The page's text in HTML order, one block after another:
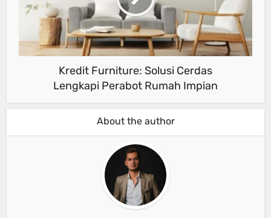
Kredit Furniture: Solusi Cerdas
Lengkapi Perabot Rumah Impian
About the author